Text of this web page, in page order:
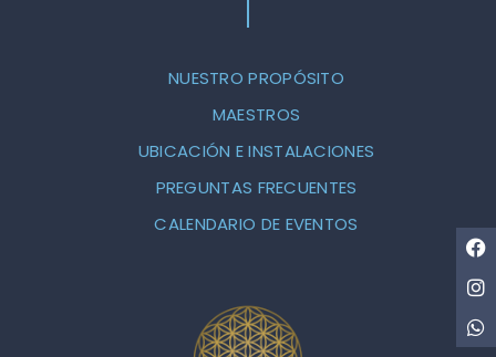
NUESTRO PROPÓSITO
MAESTROS
UBICACIÓN E INSTALACIONES
PREGUNTAS FRECUENTES
CALENDARIO DE EVENTOS